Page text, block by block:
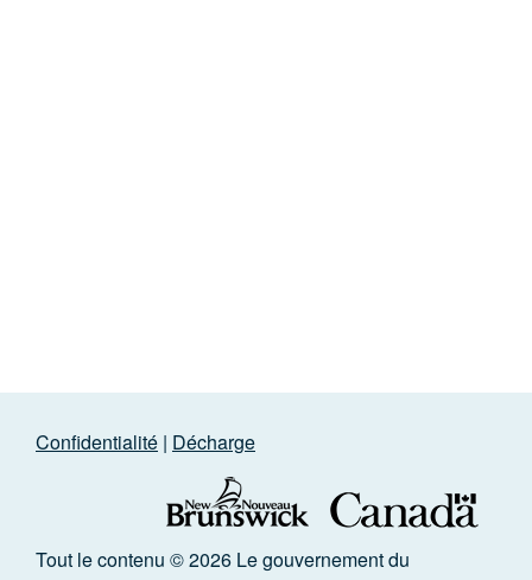
Confidentialité | Décharge
Tout le contenu © 2026 Le gouvernement du